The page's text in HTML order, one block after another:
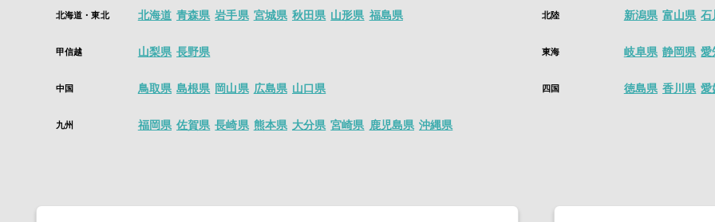
今すぐインストールはこちら
北海道・東北 北海道 青森県 岩手県 宮城県 秋田県 山形県 福島県 北陸 新潟県 富山県 石
甲信越 山梨県 長野県 東海 岐阜県 静岡県 愛
中国 鳥取県 島根県 岡山県 広島県 山口県 四国 徳島県 香川県 愛
九州 福岡県 佐賀県 長崎県 熊本県 大分県 宮崎県 鹿児島県 沖縄県